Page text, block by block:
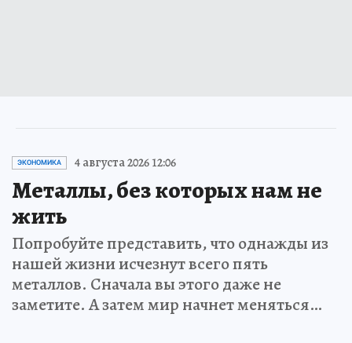
ЭКОНОМИКА 4 августа 2026 12:06
Металлы, без которых нам не
жить
Попробуйте представить, что однажды из
нашей жизни исчезнут всего пять
металлов. Сначала вы этого даже не
заметите. А затем мир начнет меняться…